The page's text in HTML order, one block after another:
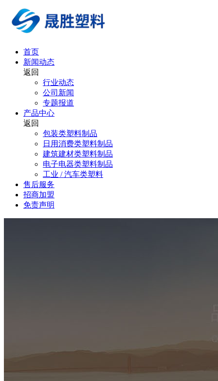
首页
新闻动态
返回
行业动态
公司新闻
专题报道
产品中心
返回
包装类塑料制品
日用消费类塑料制品
建筑建材类塑料制品
电子电器类塑料制品
工业 / 汽车类塑料
售后服务
招商加盟
免责声明